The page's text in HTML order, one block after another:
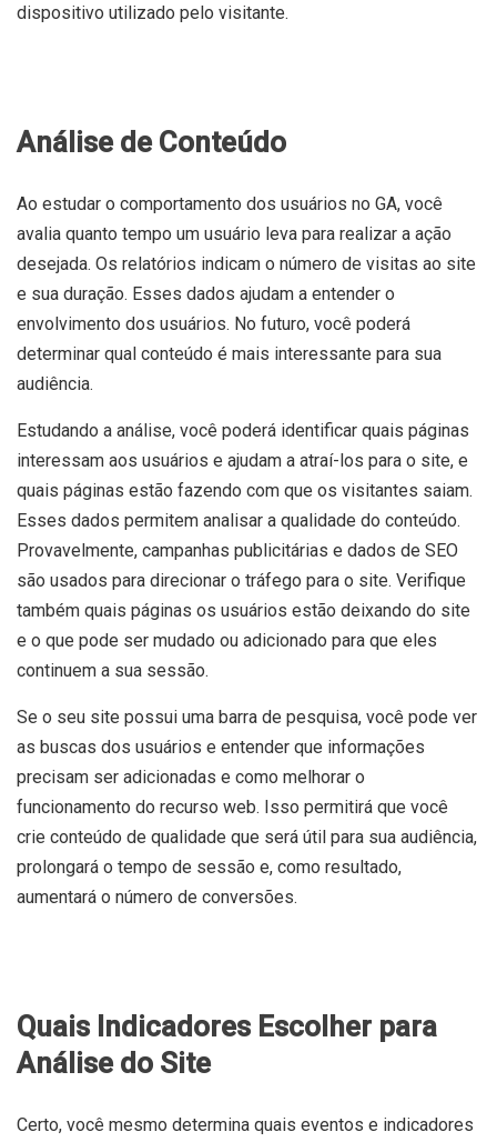
dispositivo utilizado pelo visitante.
Análise de Conteúdo
Ao estudar o comportamento dos usuários no GA, você
avalia quanto tempo um usuário leva para realizar a ação
desejada. Os relatórios indicam o número de visitas ao site
e sua duração. Esses dados ajudam a entender o
envolvimento dos usuários. No futuro, você poderá
determinar qual conteúdo é mais interessante para sua
audiência.
Estudando a análise, você poderá identificar quais páginas
interessam aos usuários e ajudam a atraí-los para o site, e
quais páginas estão fazendo com que os visitantes saiam.
Esses dados permitem analisar a qualidade do conteúdo.
Provavelmente, campanhas publicitárias e dados de SEO
são usados para direcionar o tráfego para o site. Verifique
também quais páginas os usuários estão deixando do site
e o que pode ser mudado ou adicionado para que eles
continuem a sua sessão.
Se o seu site possui uma barra de pesquisa, você pode ver
as buscas dos usuários e entender que informações
precisam ser adicionadas e como melhorar o
funcionamento do recurso web. Isso permitirá que você
crie conteúdo de qualidade que será útil para sua audiência,
prolongará o tempo de sessão e, como resultado,
aumentará o número de conversões.
Quais Indicadores Escolher para
Análise do Site
Certo, você mesmo determina quais eventos e indicadores